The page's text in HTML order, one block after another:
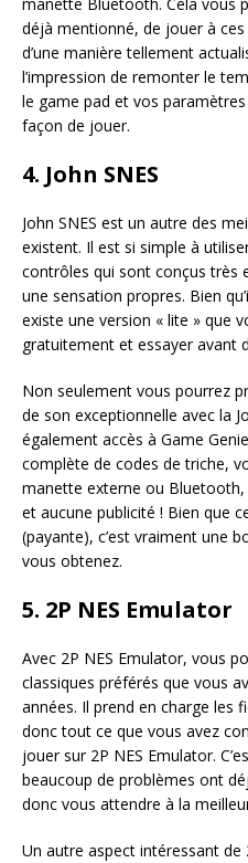
déjà mentionné, de jouer à ces
d’une manière tellement
l’impression de remonter le
le game pad et vos
façon de jouer.
4. John SNES
John SNES est un autre des
existent. Il est si simple à
contrôles qui sont conçus très
une sensation propres. Bien
existe une version « lite » que
gratuitement et essayer avant
Non seulement vous pourrez
de son exceptionnelle avec la
également accès à Game
complète de codes de triche,
manette externe ou
et aucune publicité ! Bien que
(payante), c’est vraiment une
vous obtenez.
5. 2P NES Emulator
Avec 2P NES Emulator, vous
classiques préférés que vous
années. Il prend en charge les
donc tout ce que vous avez
jouer sur 2P NES Emulator.
beaucoup de problèmes ont
donc vous attendre à la
Un autre aspect intéressant de